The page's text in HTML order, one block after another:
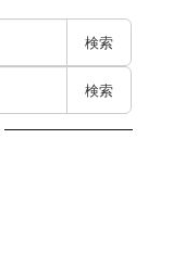
検索
検索